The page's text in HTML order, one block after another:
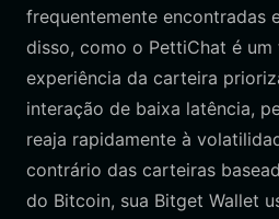
frequentemente encontradas
disso, como o PettiChat é um
experiência da carteira
interação de baixa latência,
reaja rapidamente à
contrário das carteiras
do Bitcoin, sua Bitget Wallet